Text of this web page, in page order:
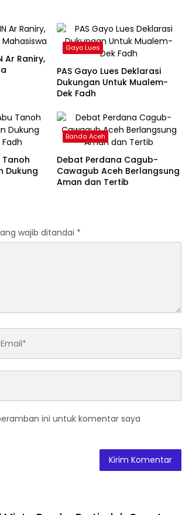
Ar Raniry,
Gayo Lues
PAS Gayo Lues Deklarasi
Dukungan Untuk Mualem-
Dek Fadh
Tanoh
Dukung
Banda Aceh
Debat Perdana Cagub-
Cawagub Aceh Berlangsung
Aman dan Tertib
wajib ditandai *
ini untuk komentar saya